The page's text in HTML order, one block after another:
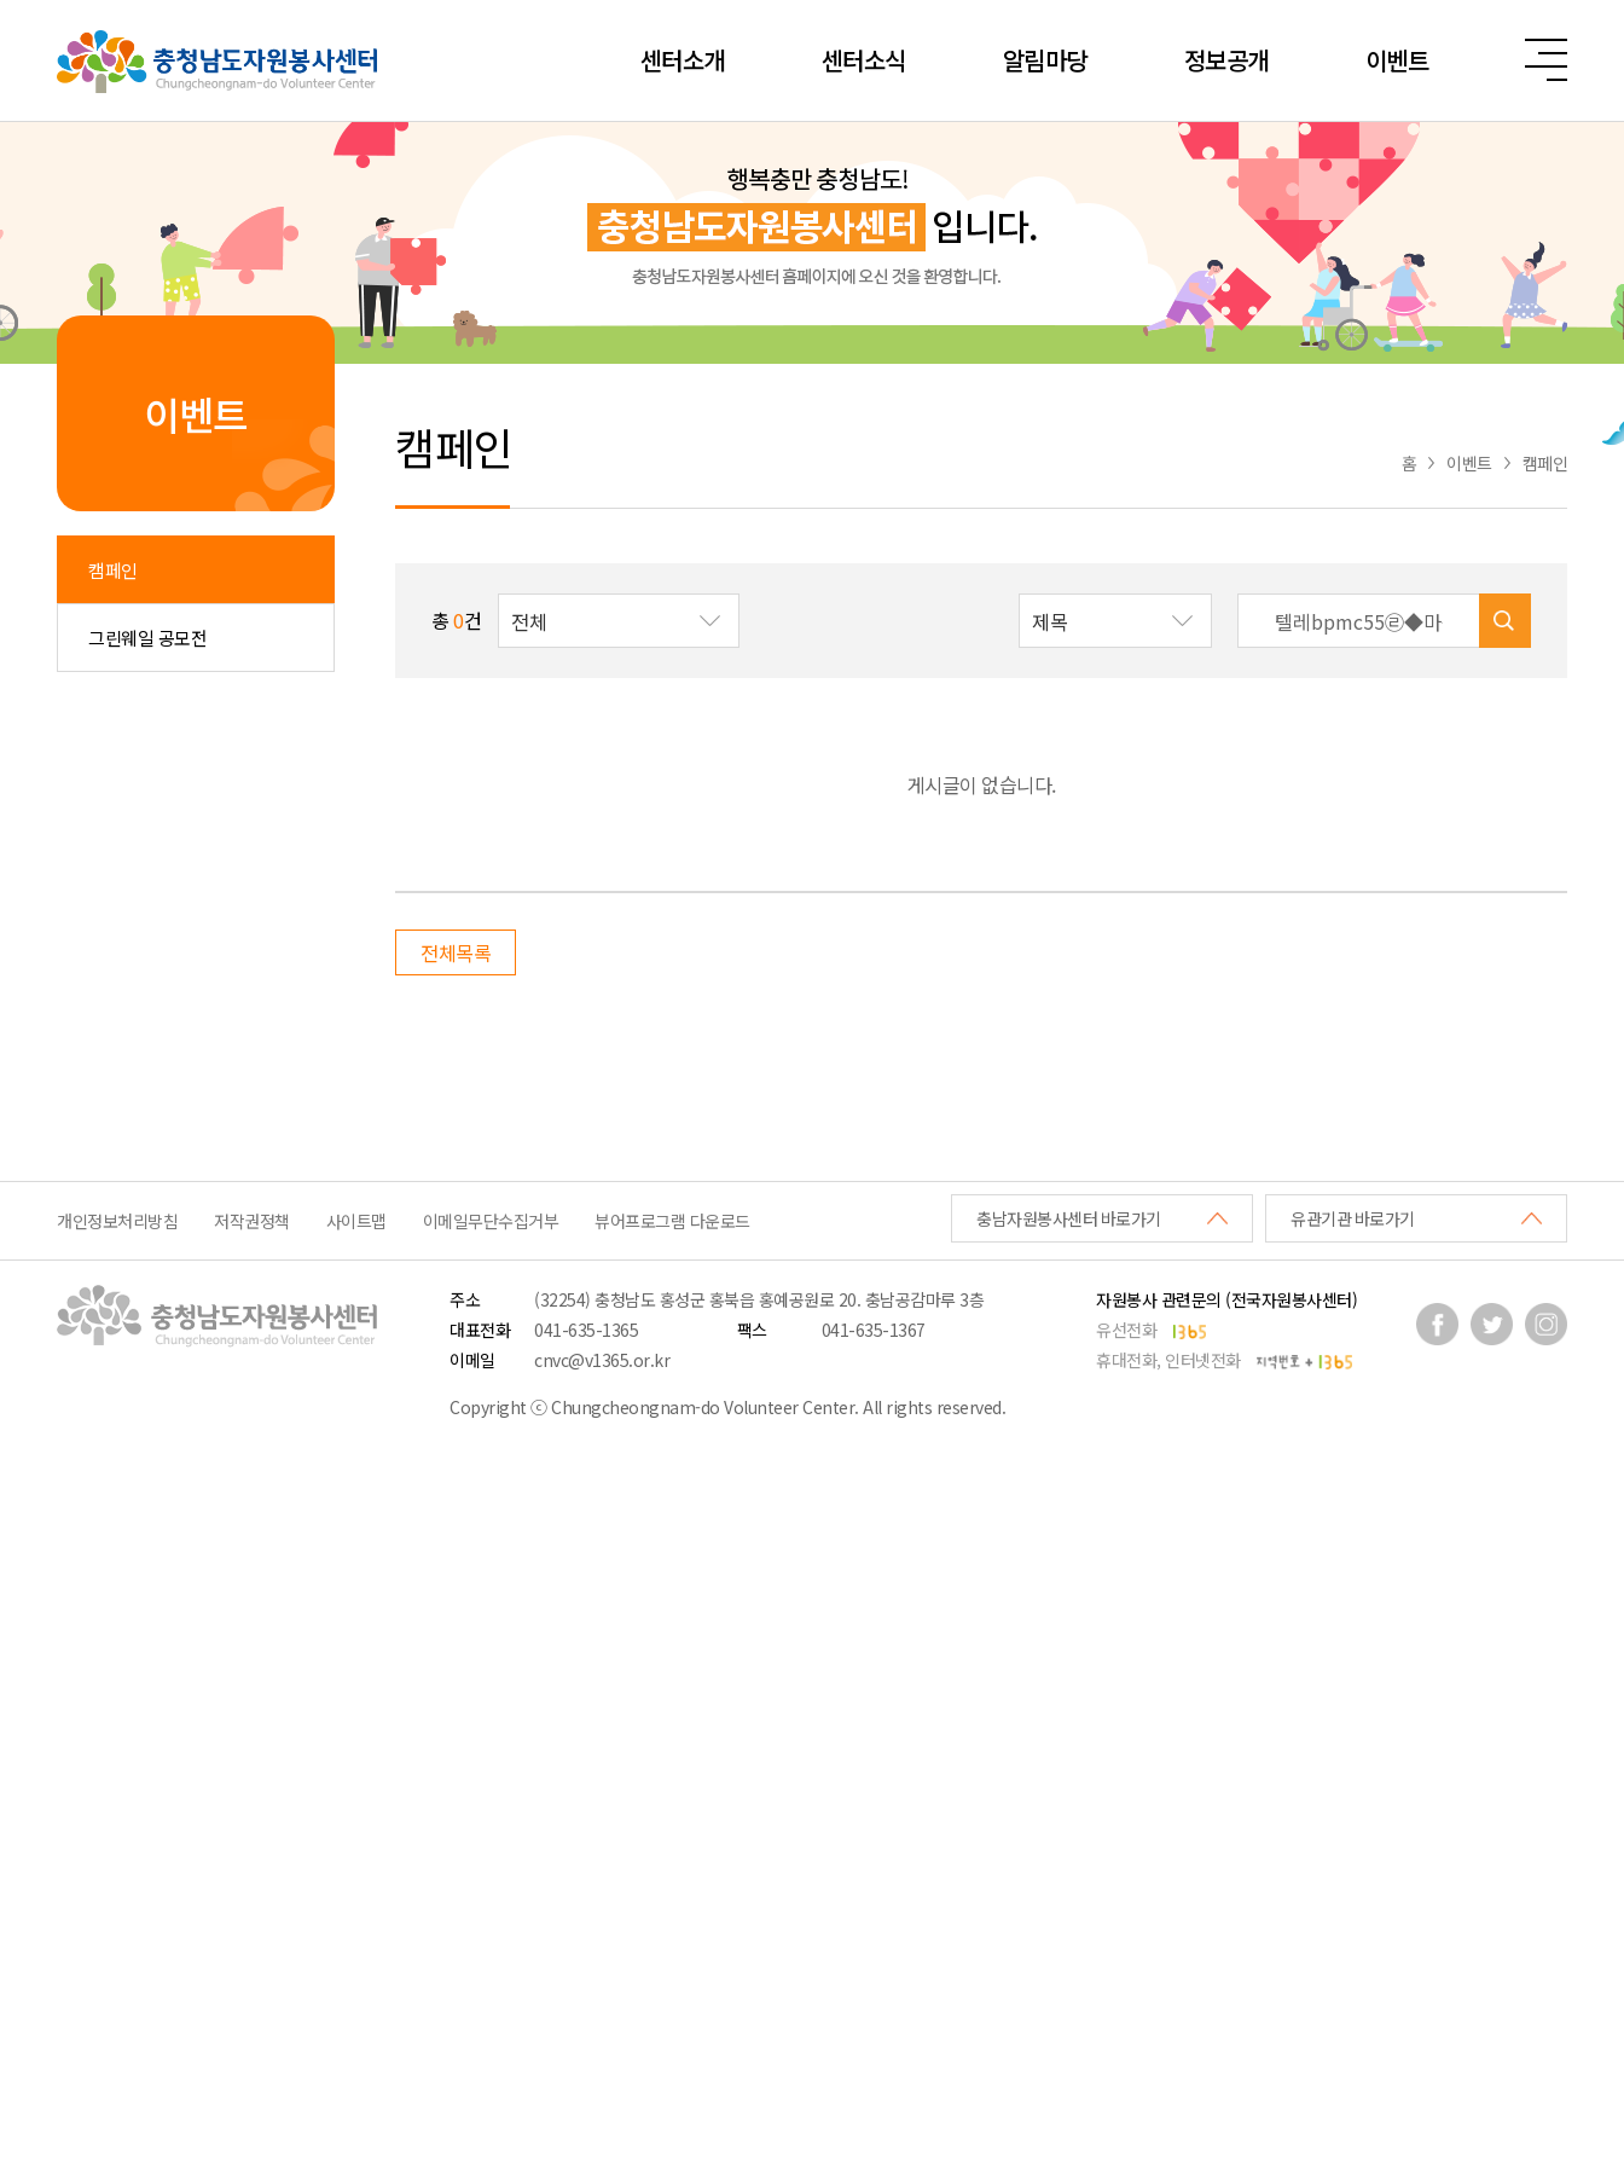
센터소개 센터소식 알림마당 정보공개 이벤트
이벤트
캠페인
그린웨일 공모전
캠페인 홈 이벤트 캠페인
총0건
게시글이 없습니다.
전체목록
개인정보처리방침 저작권정책 사이트맵 이메일무단수집거부 뷰어프로그램 다운로드 충남자원봉사센터 바로가기 유관기관 바로가기
주소
(32254) 충청남도 홍성군 홍북읍 홍예공원로 20. 충남공감마루 3층
대표전화
041-635-1365 팩스
041-635-1367
이메일
cnvc@v1365.or.kr
자원봉사 관련문의 (전국자원봉사센터)
유선전화
휴대전화, 인터넷전화
Copyright ⓒ Chungcheongnam-do Volunteer Center. All rights reserved.